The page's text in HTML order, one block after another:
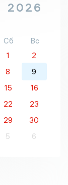
2026
Сб
Вс
1
2
8
9
15
16
22
23
29
30
5 6